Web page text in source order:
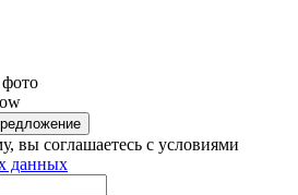
вы соглашаетесь с условиями
данных